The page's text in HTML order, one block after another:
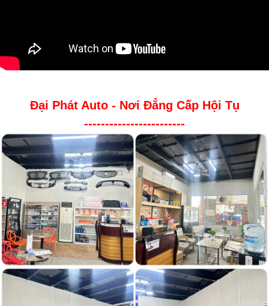
Đại Phát Auto - Nơi Đẳng Cấp Hội Tụ
------------------------